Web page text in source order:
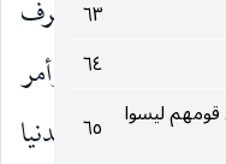
٦٣
٦٤
ليسوا ٦٥
للغزو أراد أن يعرف
، فجلس وأمر
ما أحببتها للدنيا